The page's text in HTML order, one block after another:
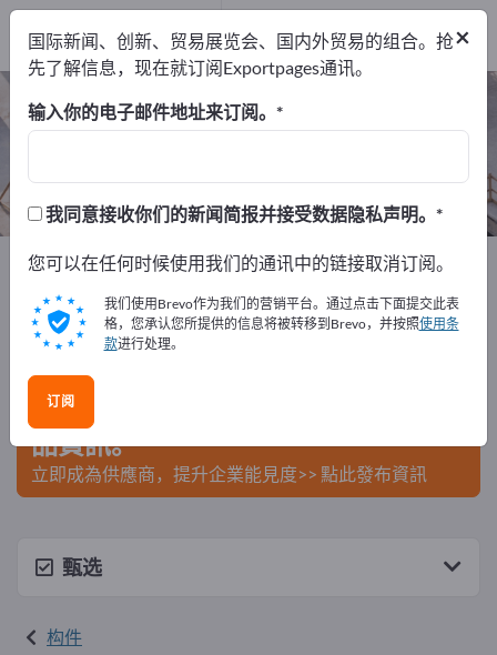
楼梯 – 查找制造商和供应商
13 11 2
制造商11
经销商2
Exportpages 建筑行业 构件 楼梯
在Exportpages免費刊登廣告！
在Exportpages上發布您的公司與產
品資訊。
立即成為供應商，提升企業能見度>> 點此發布資訊
甄选
构件
×
国际新闻、创新、贸易展览会、国内外贸易的组合。抢
先了解信息，现在就订阅Exportpages通讯。
输入你的电子邮件地址来订阅。
我同意接收你们的新闻简报并接受数据隐私声明。
您可以在任何时候使用我们的通讯中的链接取消订阅。
我们使用Brevo作为我们的营销平台。通过点击下面提交此表
格，您承认您所提供的信息将被转移到Brevo，并按照使用条
款进行处理。
订阅